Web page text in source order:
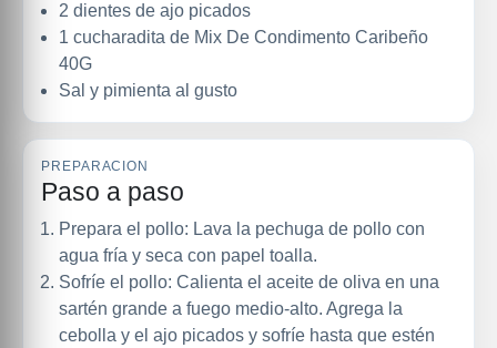
2 dientes de ajo picados
1 cucharadita de Mix De Condimento Caribeño
40G
Sal y pimienta al gusto
PREPARACION
Paso a paso
Prepara el pollo: Lava la pechuga de pollo con
agua fría y seca con papel toalla.
Sofríe el pollo: Calienta el aceite de oliva en una
sartén grande a fuego medio-alto. Agrega la
cebolla y el ajo picados y sofríe hasta que estén